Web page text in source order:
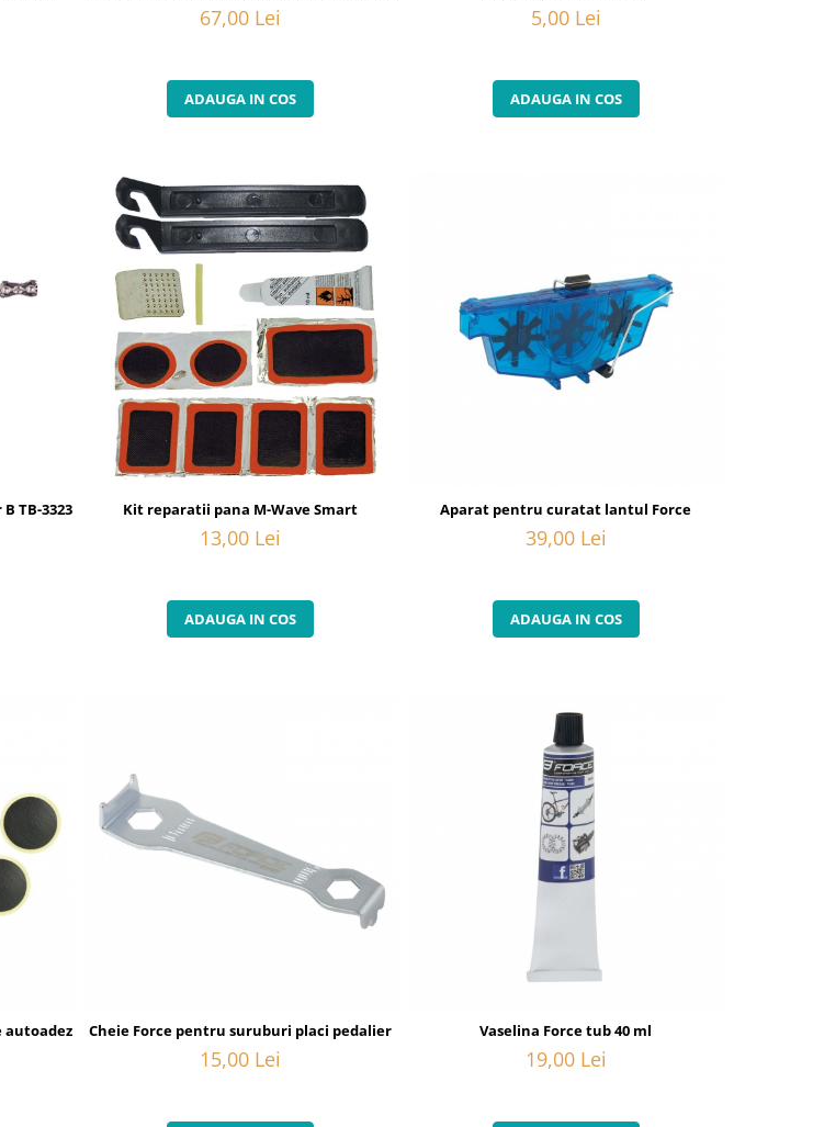
67,00 Lei
ADAUGA IN COS
5,00 Lei
ADAUGA IN COS
TB-3323 Kit reparatii pana M-Wave Smart
13,00 Lei
ADAUGA IN COS
Aparat pentru curatat lantul Force
39,00 Lei
ADAUGA IN COS
autoadeziveCheie Force pentru suruburi placi pedalier
15,00 Lei
Vaselina Force tub 40 ml
19,00 Lei